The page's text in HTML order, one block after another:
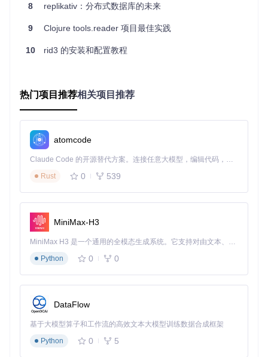
码。
第三方服务接口密钥：如果应用依赖于外部API，可能会在
性能调优参数：例如线程池大小、超时时间等。
调整这些配置值。
件的简介。理解这些内容有助于更好地使用和定制该工具。
refer
Referring Expression Datasets API
项目地址： https://gitcode.com/gh_mirrors/re/refer
8 replikativ：分布式数据库的未来
9 Clojure tools.reader 项目最佳实践
10 rid3 的安装和配置教程
热门项目推荐相关项目推荐
atomcode
Claude Code 的开源替代方案。连接任意大模型，编辑代码，运行命令，自动验证 — 全自动执行。用 Rust 构建，极致性能。 ｜ An open-source alternative to Claude Code. Connect any LLM, edit code, run commands, and verify changes — autonomously. Built in Rust for speed. Get Started
Rust
0 539
MiniMax-H3
MiniMax H3 是一个通用的全模态生成系统。它支持对由文本、图像、视频和音频组成的多模态上下文进行统一理解，并能生成分辨率高达 2K、时长可达 15 秒的带原生立体声音频的视频。得益于面向任务泛化的系统设计，H3 在预训练阶段就已具备广泛的多模态上下文理解与生成能力，能够出色地执行复杂的多模态指令。
Python
0 0
DataFlow
基于大模型算子和工作流的高效文本大模型训练数据合成框架
Python
0 5